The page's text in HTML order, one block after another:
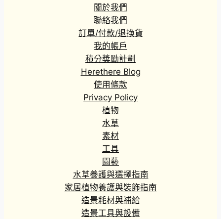
關於我們
聯絡我們
訂單/付款/退換貨
我的帳戶
積分獎勵計劃
Herethere Blog
使用條款
Privacy Policy
植物
水草
素材
工具
園藝
水草養護與選擇指南
家居植物養護與裝飾指南
造景耗材與補給
造景工具與設備